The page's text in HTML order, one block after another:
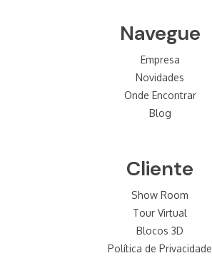
Navegue
Empresa
Novidades
Onde Encontrar
Blog
Cliente
Show Room
Tour Virtual
Blocos 3D
Política de Privacidade